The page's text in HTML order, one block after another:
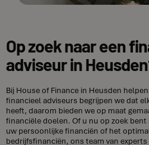
Op zoek naar een
adviseur in
Bij House of Finance in Heusden
financieel adviseurs begrijpen we dat
heeft, daarom bieden we op maat
financiële doelen. Of u nu op zoek
uw persoonlijke financiën of het
bedrijfsfinanciën, ons team van